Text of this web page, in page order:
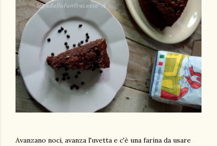
Avanzano noci, avanza l'uvetta e c'è una farina da usare